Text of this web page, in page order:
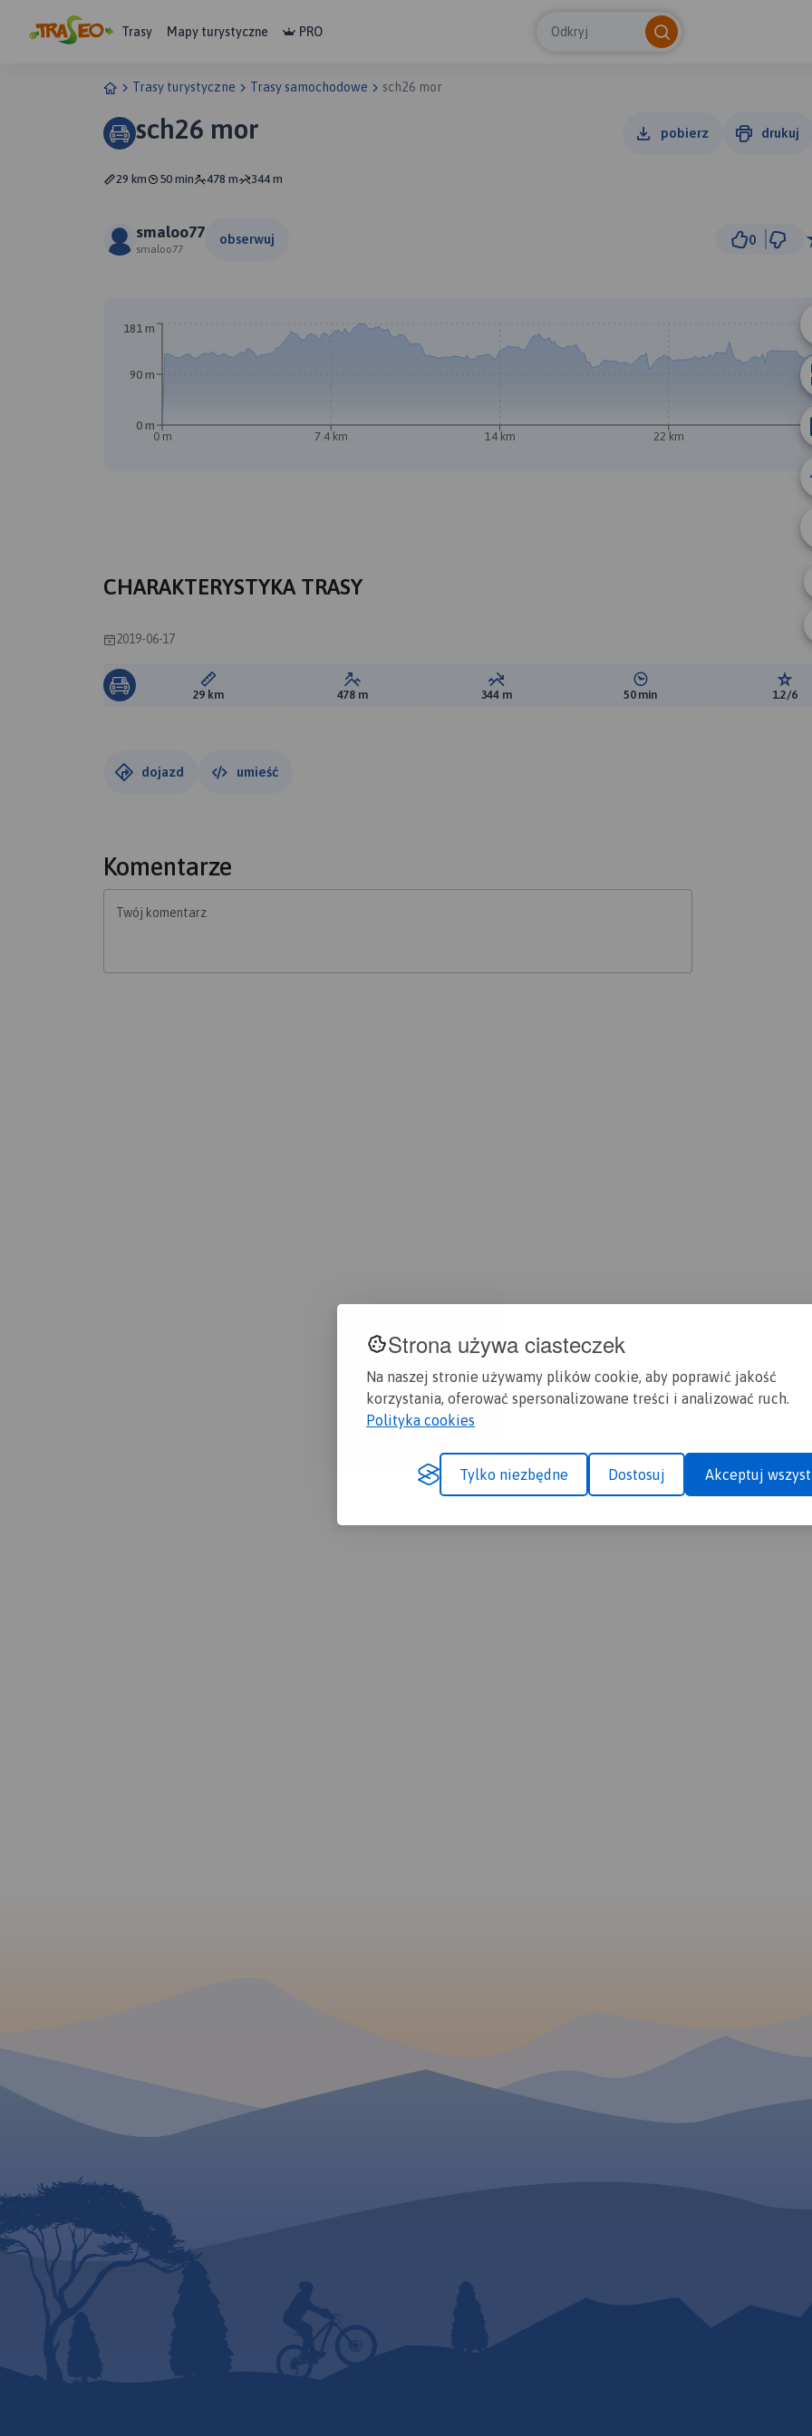
Strona używa ciasteczek
Na naszej stronie używamy plików cookie, aby poprawić jakość
korzystania, oferować spersonalizowane treści i analizować ruch.
Polityka cookies
Tylko niezbędne Dostosuj Akceptuj
Trasy Mapy turystyczne PRO Odkryj
Trasy turystyczne Trasy samochodowe sch26 mor
sch26 mor pobierz drukuj
29 km 50 min 478 m 344 m
smaloo77
smaloo77
obserwuj 0
0 m 7.4 km 14 km 22 km
0 m
90 m
181 m
CHARAKTERYSTYKA TRASY
2019-06-17
Długość trasy:
29 km Suma przewyższeń:
478 m Suma spadków:
344 m Średni czas potrzebny na
50 min 1.2/6
dojazd umieść
Komentarze
Twój komentarz